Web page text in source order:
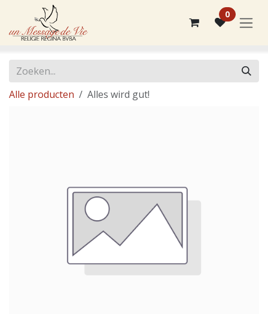
Overslaan naar inhoud
0
Alle producten Alles wird gut!